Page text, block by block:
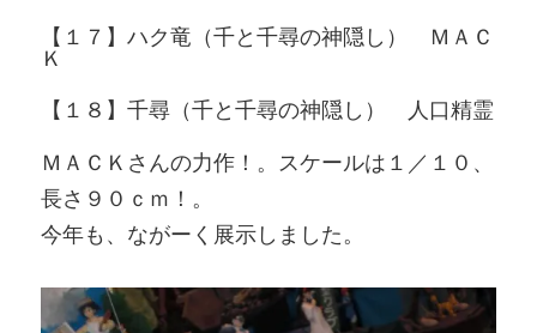
【１７】ハク竜（千と千尋の神隠し） ＭＡＣ
Ｋ
【１８】千尋（千と千尋の神隠し） 人口精霊
ＭＡＣＫさんの力作！。スケールは１／１０、
長さ９０ｃｍ！。
今年も、ながーく展示しました。